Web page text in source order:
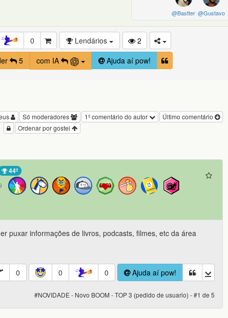
@Gustavo
@Bastter
0 Lendários
2
5 com IA Ajuda aí pow!
Último comentário
1º comentário do autor
Só moderadores
Ordenar por gostei
44º
puxar informações de livros, podcasts, filmes, etc da área
0 0 0 Ajuda aí pow!
#NOVIDADE - Novo BOOM - TOP 3 (pedido de usuario) - #1 de 5